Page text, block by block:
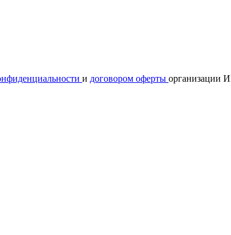
и договором оферты организации